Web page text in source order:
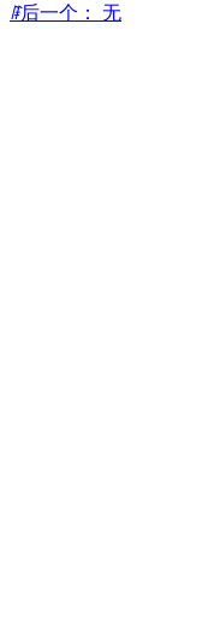
ꁹ后一个： 无